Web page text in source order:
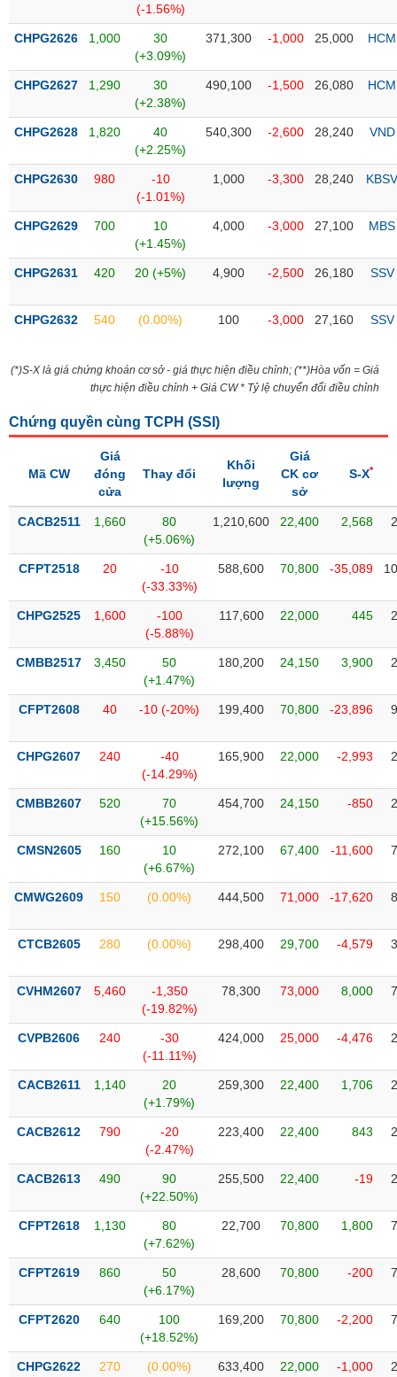
lý
thị
(-1.56%)
CHPG2626 1,000
30
(+3.09%)
371,300 -1,000 25,000 HCM
CHPG2627 1,290
30
(+2.38%)
490,100 -1,500 26,080 HCM
CHPG2628 1,820
40
(+2.25%)
540,300 -2,600 28,240 VND
CHPG2630 980
-10
(-1.01%)
1,000 -3,300 28,240 KBSV
CHPG2629 700
10
(+1.45%)
4,000 -3,000 27,100 MBS
CHPG2631 420 20 (+5%) 4,900 -2,500 26,180 SSV
CHPG2632 540 (0.00%) 100 -3,000 27,160 SSV
(*)S-X là giá chứng khoán cơ sở - giá thực hiện điều chỉnh; (**)Hòa vốn = Giá
thực hiện điều chỉnh + Giá CW * Tỷ lệ chuyển đổi điều chỉnh
Chứng quyền cùng TCPH (SSI )
Mã CW
Giá
đóng
cửa
Thay đổi
Khối
lượng
Giá
CK cơ
sở
S-X*
CACB2511 1,660
80
(+5.06%)
1,210,600 22,400 2,568
CFPT2518 20
-10
(-33.33%)
588,600 70,800 -35,089
CHPG2525 1,600
-100
(-5.88%)
117,600 22,000 445
CMBB2517 3,450
50
(+1.47%)
180,200 24,150 3,900
CFPT2608 40 -10 (-20%) 199,400 70,800 -23,896
CHPG2607 240
-40
(-14.29%)
165,900 22,000 -2,993
CMBB2607 520
70
(+15.56%)
454,700 24,150 -850
CMSN2605 160
10
(+6.67%)
272,100 67,400 -11,600
CMWG2609 150 (0.00%) 444,500 71,000 -17,620
CTCB2605 280 (0.00%) 298,400 29,700 -4,579
CVHM2607 5,460
-1,350
(-19.82%)
78,300 73,000 8,000
CVPB2606 240
-30
(-11.11%)
424,000 25,000 -4,476
CACB2611 1,140
20
(+1.79%)
259,300 22,400 1,706
CACB2612 790
-20
(-2.47%)
223,400 22,400 843
CACB2613 490
90
(+22.50%)
255,500 22,400 -19
CFPT2618 1,130
80
(+7.62%)
22,700 70,800 1,800
CFPT2619 860
50
(+6.17%)
28,600 70,800 -200
CFPT2620 640
100
(+18.52%)
169,200 70,800 -2,200
CHPG2622 270 (0.00%) 633,400 22,000 -1,000
TIÊU
DÙNG
THIẾT
DÙNG
THIẾT
SỨC
KHỎE
TÀI
TIN
VỤ
THÔNG
TIỆN
ÍCH
BẤT
SẢN
Mã
chứng
(-)
Cổ phiếu Chỉ số
đạo
(-)
Tất cả Người nội bộ Người liên quan Cổ đông lớn
Tin
tức